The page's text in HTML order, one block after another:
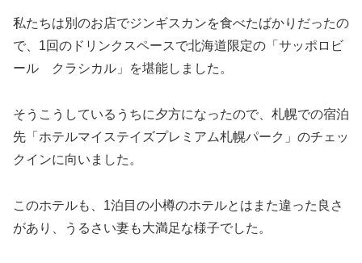
私たちは別のお店でジンギスカンを食べたばかりだったの
で、1回のドリンクスペースで北海道限定の「サッポロビ
ール クラシカル」を堪能しました。
そうこうしているうちに夕方になったので、札幌での宿泊
先「ホテルマイステイズプレミアム札幌パーク」のチェッ
クインに向いました。
このホテルも、1泊目の小樽のホテルとはまた違った良さ
があり、うるさい妻も大満足な様子でした。